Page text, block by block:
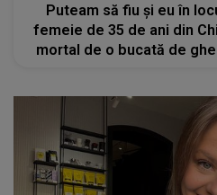
Puteam să fiu și eu în
femeie de 35 de ani din
mortal de o bucată de